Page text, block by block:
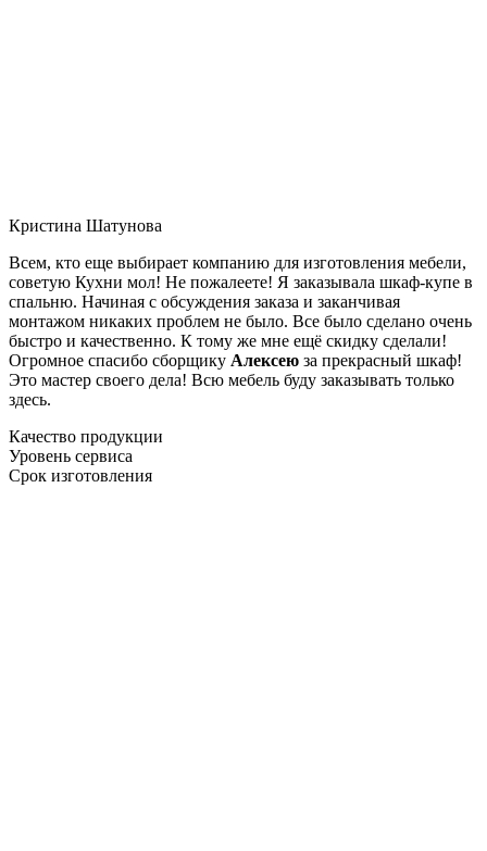
Кристина Шатунова
Всем, кто еще выбирает компанию для изготовления мебели,
советую Кухни мол! Не пожалеете! Я заказывала шкаф-купе в
спальню. Начиная с обсуждения заказа и заканчивая
монтажом никаких проблем не было. Все было сделано очень
быстро и качественно. К тому же мне ещё скидку сделали!
Огромное спасибо сборщику Алексею за прекрасный шкаф!
Это мастер своего дела! Всю мебель буду заказывать только
здесь.
Качество продукции
Уровень сервиса
Срок изготовления